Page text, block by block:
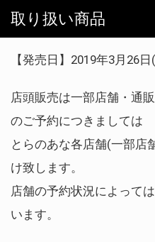
取り扱い商品
【発売日】2019年3月26
店頭販売は一部店舗・通
のご予約につきましては
とらのあな各店舗(一部店
け致します。
店舗の予約状況によって
います。